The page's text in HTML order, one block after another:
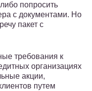
попросить
с документами. Но
пакет с
требования к
организациях
акции,
путем